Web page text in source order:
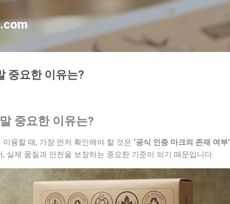
기본 콘텐츠로 건너뛰기
중요한 이유는?
중요한 이유는?
용할 때, 가장 먼저 확인해야 할 것은 ‘공식 인증 마크의 존재 여부’
실제 품질과 안전을 보장하는 중요한 기준이 되기 때문입니다.